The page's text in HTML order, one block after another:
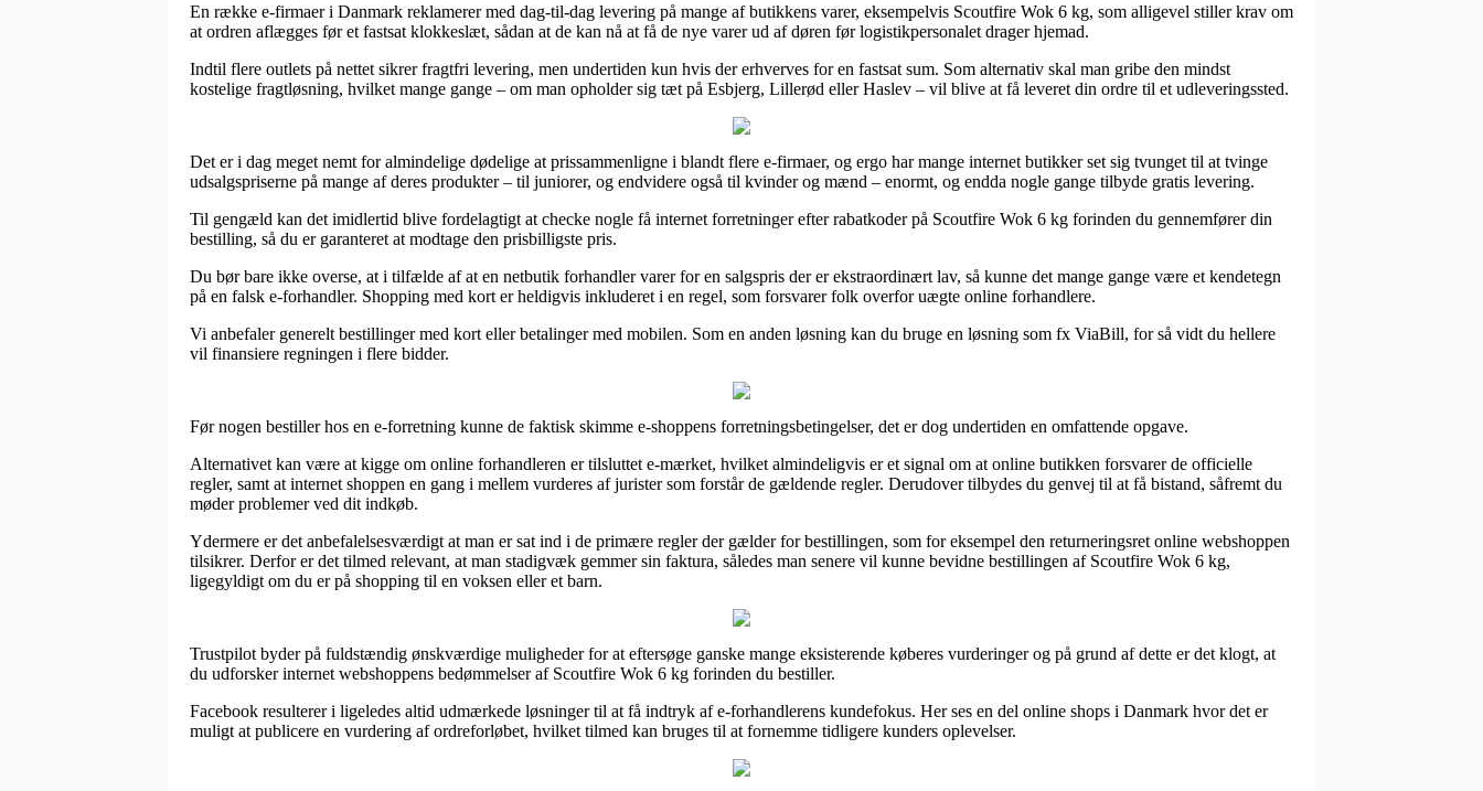
En række e-firmaer i Danmark reklamerer med dag-til-dag levering på mange af butikkens varer, eksempelvis Scoutfire Wok 6 kg, som alligevel stiller krav om
at ordren aflægges før et fastsat klokkeslæt, sådan at de kan nå at få de nye varer ud af døren før logistikpersonalet drager hjemad.
Indtil flere outlets på nettet sikrer fragtfri levering, men undertiden kun hvis der erhverves for en fastsat sum. Som alternativ skal man gribe den mindst
kostelige fragtløsning, hvilket mange gange – om man opholder sig tæt på Esbjerg, Lillerød eller Haslev – vil blive at få leveret din ordre til et udleveringssted.
Det er i dag meget nemt for almindelige dødelige at prissammenligne i blandt flere e-firmaer, og ergo har mange internet butikker set sig tvunget til at tvinge
udsalgspriserne på mange af deres produkter – til juniorer, og endvidere også til kvinder og mænd – enormt, og endda nogle gange tilbyde gratis levering.
Til gengæld kan det imidlertid blive fordelagtigt at checke nogle få internet forretninger efter rabatkoder på Scoutfire Wok 6 kg forinden du gennemfører din
bestilling, så du er garanteret at modtage den prisbilligste pris.
Du bør bare ikke overse, at i tilfælde af at en netbutik forhandler varer for en salgspris der er ekstraordinært lav, så kunne det mange gange være et kendetegn
på en falsk e-forhandler. Shopping med kort er heldigvis inkluderet i en regel, som forsvarer folk overfor uægte online forhandlere.
Vi anbefaler generelt bestillinger med kort eller betalinger med mobilen. Som en anden løsning kan du bruge en løsning som fx ViaBill, for så vidt du hellere
vil finansiere regningen i flere bidder.
Før nogen bestiller hos en e-forretning kunne de faktisk skimme e-shoppens forretningsbetingelser, det er dog undertiden en omfattende opgave.
Alternativet kan være at kigge om online forhandleren er tilsluttet e-mærket, hvilket almindeligvis er et signal om at online butikken forsvarer de officielle
regler, samt at internet shoppen en gang i mellem vurderes af jurister som forstår de gældende regler. Derudover tilbydes du genvej til at få bistand, såfremt du
møder problemer ved dit indkøb.
Ydermere er det anbefalelsesværdigt at man er sat ind i de primære regler der gælder for bestillingen, som for eksempel den returneringsret online webshoppen
tilsikrer. Derfor er det tilmed relevant, at man stadigvæk gemmer sin faktura, således man senere vil kunne bevidne bestillingen af Scoutfire Wok 6 kg,
ligegyldigt om du er på shopping til en voksen eller et barn.
Trustpilot byder på fuldstændig ønskværdige muligheder for at eftersøge ganske mange eksisterende køberes vurderinger og på grund af dette er det klogt, at
du udforsker internet webshoppens bedømmelser af Scoutfire Wok 6 kg forinden du bestiller.
Facebook resulterer i ligeledes altid udmærkede løsninger til at få indtryk af e-forhandlerens kundefokus. Her ses en del online shops i Danmark hvor det er
muligt at publicere en vurdering af ordreforløbet, hvilket tilmed kan bruges til at fornemme tidligere kunders oplevelser.